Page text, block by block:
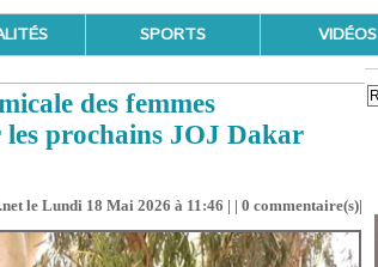
SPORTS VIDÉOS
des femmes
les prochains JOJ Dakar
le Lundi 18 Mai 2026 à 11:46 | | 0 commentaire(s)|